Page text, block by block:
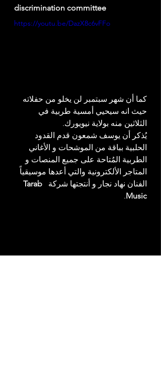
discrimination committee
https://youtu.be/DazX8c6vFFo
كما أن شهر سبتمبر لن يخلو من حفلاته
حيث انه سيحيي أمسية طربية في
الثلاثين منه بولاية نيويورك.
يُذكر أن يوسف شمعون قدم القدود
الحلبية بباقة من الموشحات و الأغاني
الطربية المُتاحة على جميع المنصات و
المتاجر الألكترونية والتي أعدها موسيقياً
الفنان نهاد نجار و أنتجتها شركة
Tarab
Music
.